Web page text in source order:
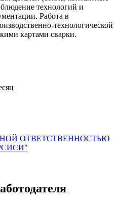
технологий и
Работа в
технологической
картами сварки.
ОТВЕТСТВЕННОСТЬЮ